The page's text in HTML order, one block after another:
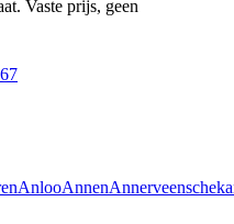
Vaste prijs, geen
AnlooAnnen